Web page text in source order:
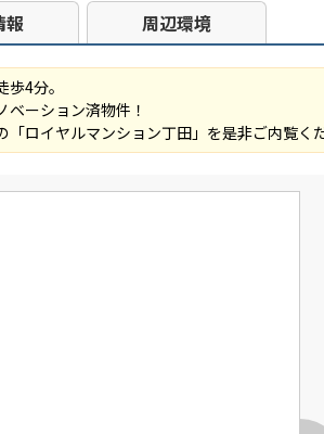
報 周辺環境
4分。
ーション済物件！
「ロイヤルマンション丁田」を是非ご内覧く